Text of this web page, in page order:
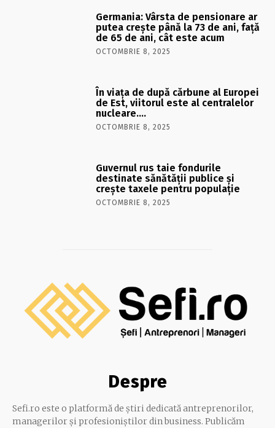
Germania: Vârsta de pensionare ar
putea crește până la 73 de ani, față
de 65 de ani, cât este acum
OCTOMBRIE 8, 2025
În viaţa de după cărbune al Europei
de Est, viitorul este al centralelor
nucleare….
OCTOMBRIE 8, 2025
Guvernul rus taie fondurile
destinate sănătății publice și
crește taxele pentru populație
OCTOMBRIE 8, 2025
Despre
Sefi.ro este o platformă de știri dedicată antreprenorilor,
managerilor și profesioniștilor din business. Publicăm